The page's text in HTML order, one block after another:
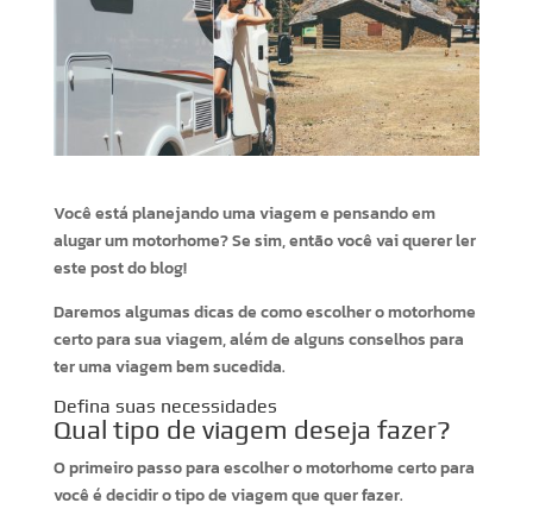
Você está planejando uma viagem e pensando em
alugar um motorhome? Se sim, então você vai querer ler
este post do blog!
Daremos algumas dicas de como escolher o motorhome
certo para sua viagem, além de alguns conselhos para
ter uma viagem bem sucedida.
Defina suas necessidades
Qual tipo de viagem deseja fazer?
O primeiro passo para escolher o motorhome certo para
você é decidir o tipo de viagem que quer fazer.